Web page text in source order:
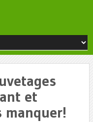
et
manquer!